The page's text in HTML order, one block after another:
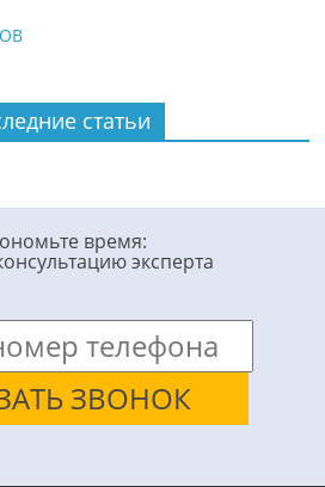
статьи
время:
эксперта